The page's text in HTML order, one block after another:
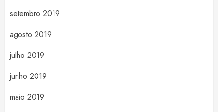
setembro 2019
agosto 2019
julho 2019
junho 2019
maio 2019